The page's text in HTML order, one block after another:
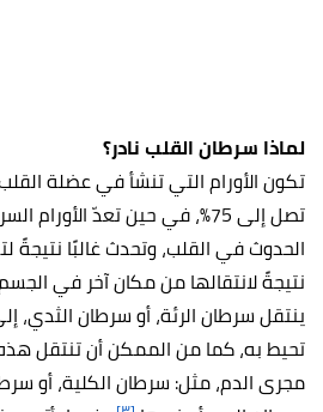
لماذا سرطان القلب نادر؟
تكون الأورام التي تنشأ في عضلة
تصل إلى 75%، في حين تعدّ
الحدوث في القلب، وتحدث غالبًا نتيجةً
نتيجةً لانتقالها من مكان آخر في
ينتقل سرطان الرئة، أو سرطان الثدي،
تحيط به، كما من الممكن أن تنتقل هذه
مجرى الدم، مثل: سرطان الكلية، أو